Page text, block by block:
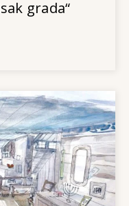
grada“